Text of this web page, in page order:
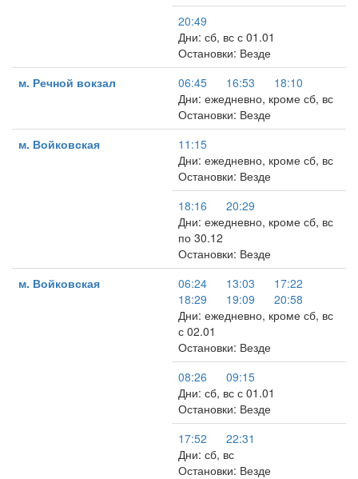
20:49
Дни: сб, вс с 01.01
Остановки: Везде
м. Речной вокзал
06:45 16:53
18:10
Дни: ежедневно, кроме сб, вс
Остановки: Везде
м. Войковская
11:15
Дни: ежедневно, кроме сб, вс
Остановки: Везде
18:16
20:29
Дни: ежедневно, кроме сб, вс
по 30.12
Остановки: Везде
м. Войковская
06:24 13:03
17:22
18:29
19:09
20:58
Дни: ежедневно, кроме сб, вс
с 02.01
Остановки: Везде
08:26
09:15
Дни: сб, вс с 01.01
Остановки: Везде
17:52
22:31
Дни: сб, вс
Остановки: Везде